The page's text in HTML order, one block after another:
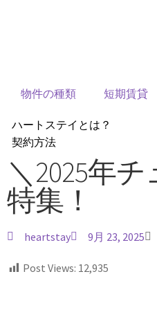
物件の種類 短期賃貸
ハートステイとは？
契約方法
韓国不動産情報
サービス費用
よくある質問
Heartee
＼2025年
特集！
heartstay 9月 23, 2025
Post Views: 12,935